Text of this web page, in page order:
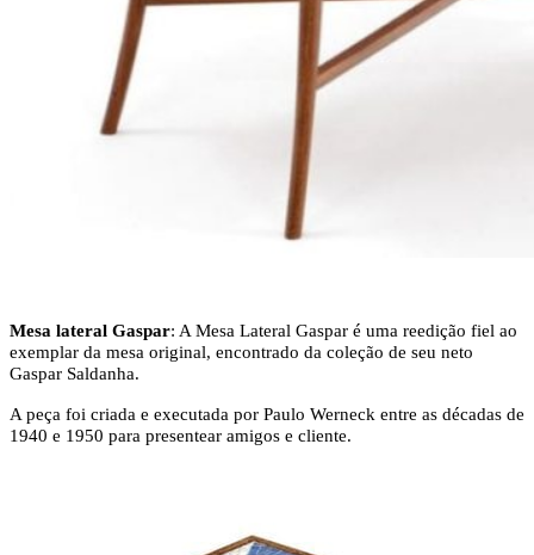
Mesa lateral Gaspar: A Mesa Lateral Gaspar é uma reedição fiel ao
exemplar da mesa original, encontrado da coleção de seu neto
Gaspar Saldanha.
A peça foi criada e executada por Paulo Werneck entre as décadas de
1940 e 1950 para presentear amigos e cliente.